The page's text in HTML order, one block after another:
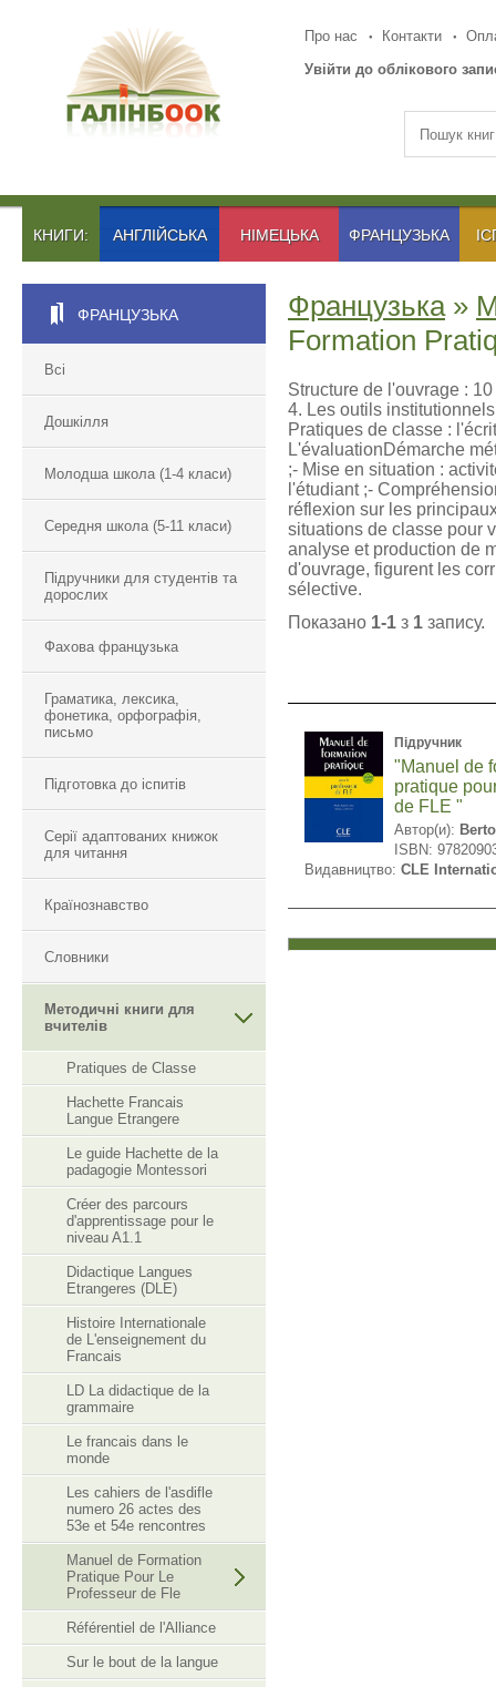
Про нас Контакти
Увійти до облікового
КНИГИ: АНГЛІЙСЬКА НІМЕЦЬКА ФРАНЦУЗЬКА
ФРАНЦУЗЬКА
Всі
Дошкілля
Молодша школа (1-4 класи)
Середня школа (5-11 класи)
Підручники для студентів та
дорослих
Фахова французька
Граматика, лексика,
фонетика, орфографія,
письмо
Підготовка до іспитів
Серії адаптованих книжок
для читання
Країнознавство
Словники
Методичні книги для
вчителів
Pratiques de Classe
Hachette Francais
Langue Etrangere
Le guide Hachette de la
padagogie Montessori
Créer des parcours
d'apprentissage pour le
niveau A1.1
Didactique Langues
Etrangeres (DLE)
Histoire Internationale
de L'enseignement du
Francais
LD La didactique de la
grammaire
Le francais dans le
monde
Les cahiers de l'asdifle
numero 26 actes des
53e et 54e rencontres
Manuel de Formation
Pratique Pour Le
Professeur de Fle
Référentiel de l'Alliance
Sur le bout de la langue
Французька»
Formation
Structure de l'ouvrage :
4. Les outils
Pratiques de classe :
L'évaluationDémarche
;- Mise en situation :
l'étudiant ;-
réflexion sur les
situations de classe pour
analyse et production de
d'ouvrage, figurent les
sélective.
Показано 1-1 з 1 запису.
Підручник
"Manuel de
pratique
de FLE "
Автор(и):
ISBN:
Видавництво: CLE